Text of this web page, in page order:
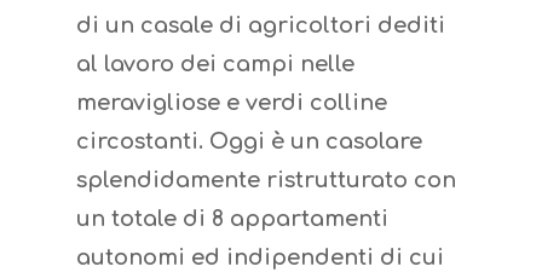
di un casale di agricoltori dediti
al lavoro dei campi nelle
meravigliose e verdi colline
circostanti. Oggi è un casolare
splendidamente ristrutturato con
un totale di 8 appartamenti
autonomi ed indipendenti di cui